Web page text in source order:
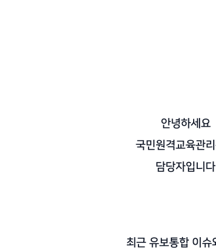
안녕하세요
국민원격교육관
담당자입니다
최근 유보통합 이슈